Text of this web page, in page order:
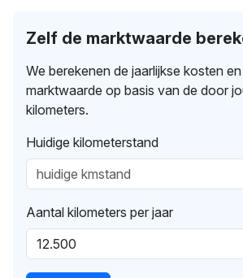
Zelf de marktwaarde
We berekenen de jaarlijkse kosten
marktwaarde op basis van de door
kilometers.
Huidige kilometerstand
Aantal kilometers per jaar